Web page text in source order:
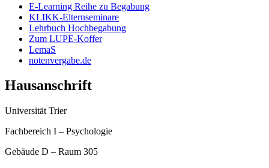
E-Learning Reihe zu Begabung
KLIKK-Elternseminare
Lehrbuch Hochbegabung
Zum LUPE-Koffer
LemaS
notenvergabe.de
Hausanschrift
Universität Trier
Fachbereich I – Psychologie
Gebäude D – Raum 305